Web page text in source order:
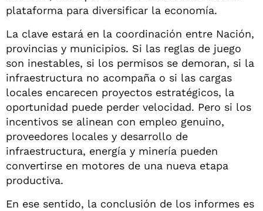
plataforma para diversificar la economía.
La clave estará en la coordinación entre Nación,
provincias y municipios. Si las reglas de juego
son inestables, si los permisos se demoran, si la
infraestructura no acompaña o si las cargas
locales encarecen proyectos estratégicos, la
oportunidad puede perder velocidad. Pero si los
incentivos se alinean con empleo genuino,
proveedores locales y desarrollo de
infraestructura, energía y minería pueden
convertirse en motores de una nueva etapa
productiva.
En ese sentido, la conclusión de los informes es